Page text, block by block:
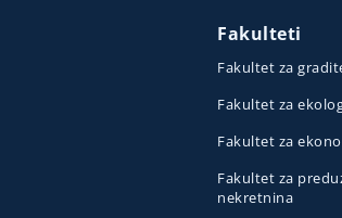
Fakulteti
Fakultet za
Fakultet za
Fakultet za
Fakultet za
nekretnina